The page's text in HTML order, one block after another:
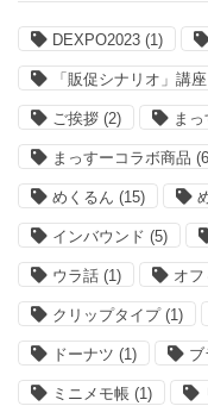
DEXPO2023 (1)
「販促シナリオ」講座
ご挨拶 (2) ま
まっすーコラボ商品
めくるん (15)
インバウンド (5)
ウラ話 (1) オフ
クリップタイプ(1)
ドーナツ (1)
ミニメモ帳 (1)